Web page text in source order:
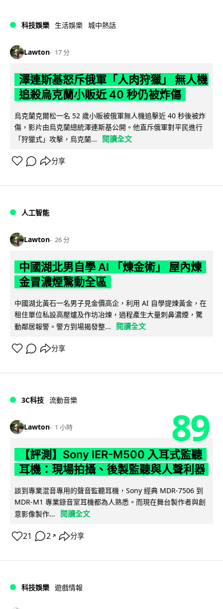
科技娛樂 生活娛樂 城中熱話
Lawton 17 分
澤連斯基怒斥俄軍「人肉狩獵」 無人機
追殺烏克蘭小販近 40 秒仍被炸傷
烏克蘭克爾松一名 52 歲小販被俄軍無人機追擊近 40 秒後被炸
傷，影片由烏克蘭總統澤連斯基公開。他直斥俄軍對平民進行
「狩獵式」攻擊，烏克蘭...
閱讀全文
分享
人工智能
Lawton 26 分
中國湖北男自學 AI 「煉金術」 屋內煉
金冒濃煙驚動全區
中國湖北黃石一名男子見金價高企，利用 AI 自學提煉黃金，在
租住單位私設高壓爐及作坊冶煉，過程產生大量刺鼻濃煙，驚
動鄰居報警。警方到場揭發整...
閱讀全文
分享
3C科技 流動音樂
Lawton 1 小時 89
【評測】Sony IER-M500 入耳式監聽
耳機：現場拍攝、後製監聽與人聲利器
談到專業混音專用的聲音監聽耳機，Sony 經典 MDR-7506 到
MDR-M1 專業錄音室耳機都為人熟悉。而現在舞台製作者與創
意影像製作...
閱讀全文
21 2 ↗ 分享
科技娛樂 遊戲情報